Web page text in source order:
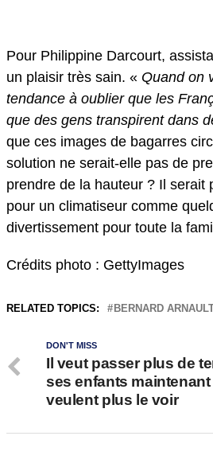
Pour Philippine Darcourt,
un plaisir très sain. « Quand on
tendance à oublier que les
que des gens transpirent dans
que ces images de bagarres
solution ne serait-elle pas de
prendre de la hauteur ? Il serait
pour un climatiseur comme
divertissement pour toute la
Crédits photo : GettyImages
RELATED TOPICS: BERNARD
DON'T MISS
Il veut passer plus de
ses enfants maintenant
veulent plus le voir